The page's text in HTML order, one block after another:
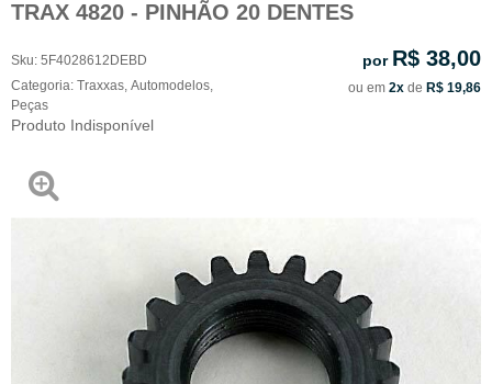
TRAX 4820 - PINHÃO 20 DENTES
Sku: 5F4028612DEBD
Categoria: Traxxas Automodelos
Peças
Produto Indisponível
por R$ 38,00
ou em 2x de R$ 19,86